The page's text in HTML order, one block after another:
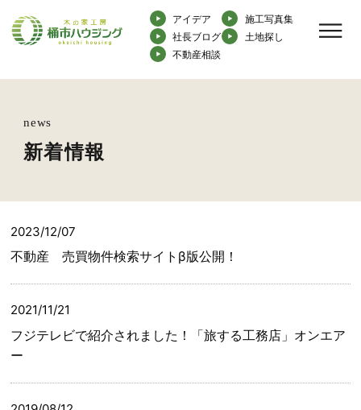
アイデア
施工写真集
社長ブログ
土地探し
不動産相談
news
新着情報
2023/12/07
不動産 売買物件検索サイトβ版公開！
2021/11/21
フジテレビで紹介されました！「旅する工務店」オンエア
ー